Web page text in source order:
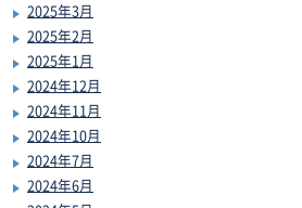
2025年3月
2025年2月
2025年1月
2024年12月
2024年11月
2024年10月
2024年7月
2024年6月